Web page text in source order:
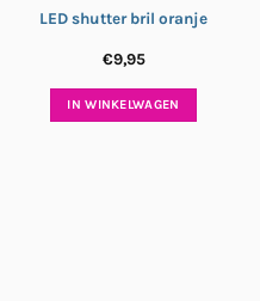
LED shutter bril oranje
€9,95
IN WINKELWAGEN